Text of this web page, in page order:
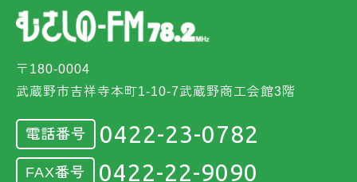
〒180-0004
武蔵野市吉祥寺本町1-10-7武蔵野商工会館3階
電話番号 0422-23-0782
FAX番号 0422-22-9090